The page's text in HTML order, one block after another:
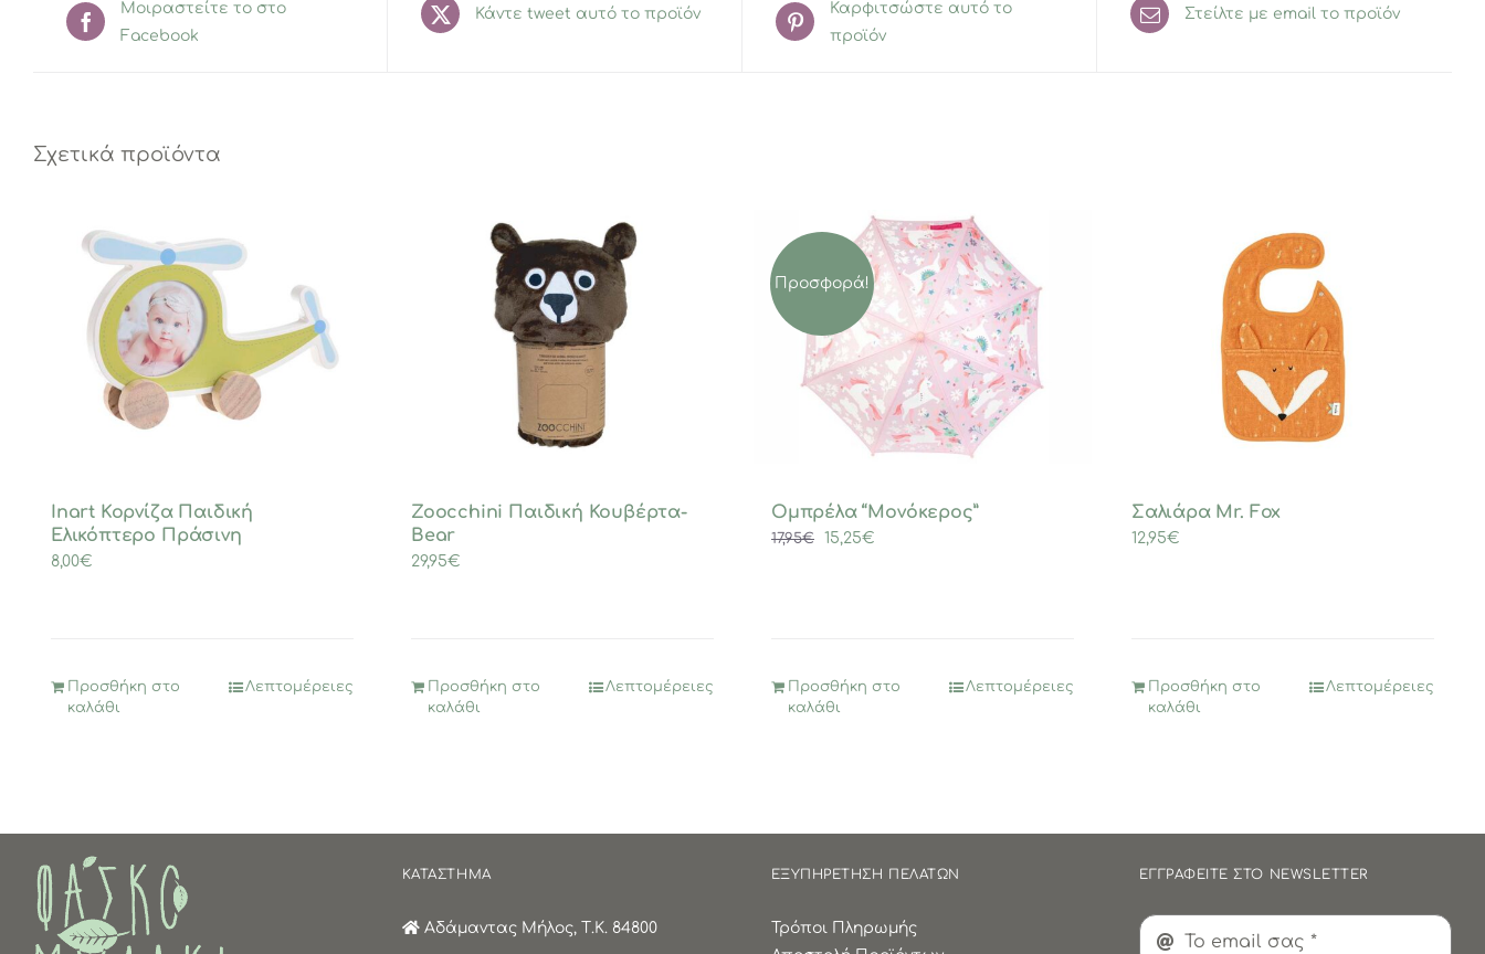
Μοιραστείτε το στο
Facebook
Κάντε tweet αυτό το προϊόν
Καρφιτσώστε αυτό το
προϊόν
Στείλτε με email το προϊόν
Σχετικά προϊόντα
Inart Κορνίζα Παιδική
Ελικόπτερο Πράσινη
8,00€
Προσθήκη στο
καλάθι
Λεπτομέρειες
Zoocchini Παιδική Κουβέρτα-
Bear
29,95€
Προσθήκη στο
καλάθι
Λεπτομέρειες
Προσφορά!
Ομπρέλα “Μονόκερoς”
17,95€
Original
15,25€
Προσθήκη στο
καλάθι
Λεπτομέρειες
Σαλιάρα Mr. Fox
12,95€
Προσθήκη στο
καλάθι
Λεπτομέρειες
ΚΑΤΑΣΤΗΜΑ
Αδάμαντας Μήλος, Τ.Κ. 84800
ΕΞΥΠΗΡΕΤΗΣΗ ΠΕΛΑΤΩΝ
Τρόποι Πληρωμής
ΕΓΓΡΑΦΕΙΤΕ ΣΤΟ NEWSLETTER